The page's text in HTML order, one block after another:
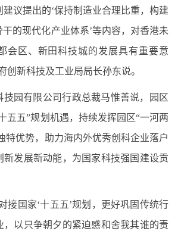
建议提出的‘保持制造业合理比重，构建
的现代化产业体系’等内容，对香港未
会区、新田科技城的发展具有重要意
创新科技及工业局局长孙东说。
技园有限公司行政总裁马惟善说，园区
五五”规划机遇，持续发挥园区“一河两
特优势，助力海内外优秀创科企业落户
新发展新动能，为国家科技强国建设贡
接国家‘十五五’规划，更好巩固传统行
，以只争朝夕的紧迫感和舍我其谁的责